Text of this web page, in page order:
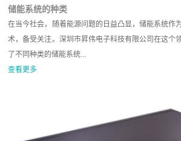
储能系统的种类
在当今社会，随着能源问题的日益凸显，储能系统作
术，备受关注。深圳市昇伟电子科技有限公司在这个
了不同种类的储能系统...
查看更多